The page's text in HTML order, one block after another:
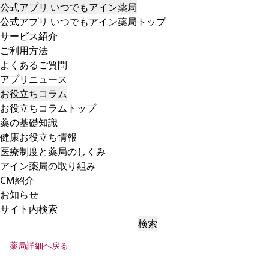
公式アプリ いつでもアイン薬局
公式アプリ いつでもアイン薬局トップ
サービス紹介
ご利用方法
よくあるご質問
アプリニュース
お役立ちコラム
お役立ちコラムトップ
薬の基礎知識
健康お役立ち情報
医療制度と薬局のしくみ
アイン薬局の取り組み
CM紹介
お知らせ
サイト内検索
検索
薬局詳細へ戻る